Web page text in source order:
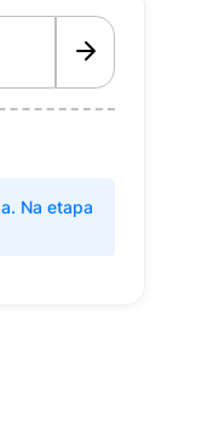
Na etapa